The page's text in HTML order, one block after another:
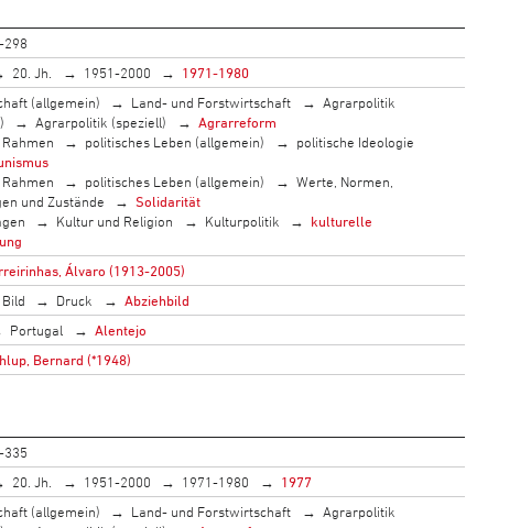
298
20. Jh. 1951-2000
1971-1980
(allgemein) Land- und Forstwirtschaft
Agrarpolitik
Agrarpolitik (speziell)
Agrarreform
politisches Leben (allgemein)
politische Ideologie
politisches Leben (allgemein)
Werte, Normen,
und Zustände
Solidarität
Kultur und Religion Kulturpolitik
kulturelle
Álvaro (1913-2005)
Druck
Abziehbild
Portugal
Alentejo
Bernard (*1948)
335
20. Jh. 1951-2000 1971-1980
1977
(allgemein) Land- und Forstwirtschaft
Agrarpolitik